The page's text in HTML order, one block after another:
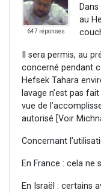
647 réponses
au
Il sera permis, au
concerné pendant
Hefsek Tahara
lavage n’est pas
vue de
autorisé [Voir
Concernant
En France : cela ne
En Israël : certains